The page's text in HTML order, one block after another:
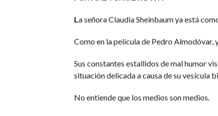
La señora Claudia Sheinbaum ya está
Como en la película de Pedro Almodóvar,
Sus constantes estallidos de mal humor
situación delicada a causa de su vesícula
No entiende que los medios son medios.